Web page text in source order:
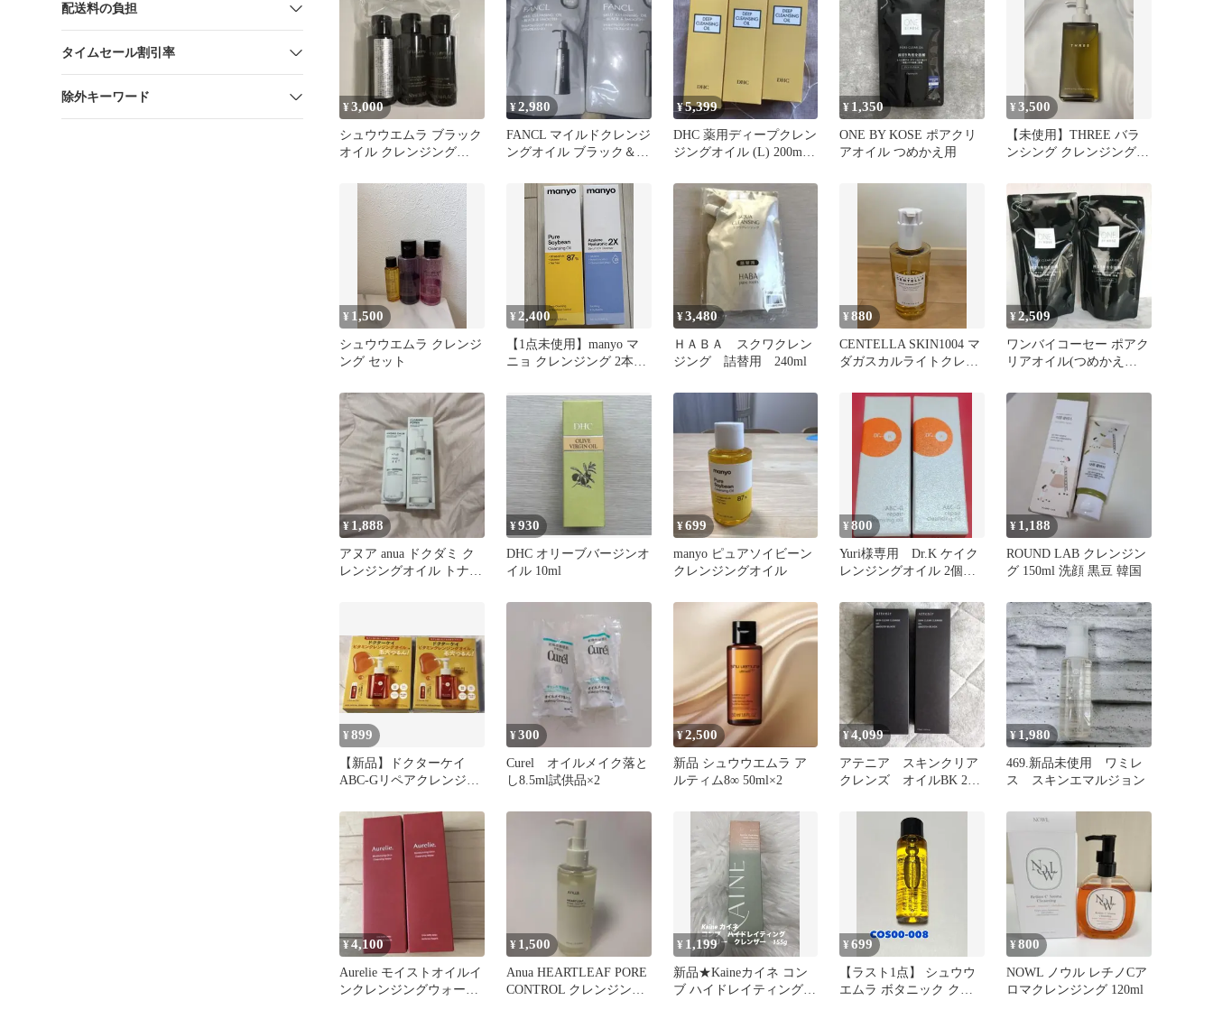
配送料の負担
タイムセール割引率
除外キーワード
¥3,000
シュウウエムラ ブラック
オイル クレンジング
¥2,980
FANCL マイルドクレンジ
ングオイル ブラック＆ス
2袋
¥5,399
DHC 薬用ディープクレン
ジングオイル (L) 200ml 3
¥ 1,350
ONE BY KOSE ポアクリ
アオイル つめかえ用
¥3,500
【未使用】THREE バラ
ンシング クレンジングオ
¥ 1,500
シュウウエムラ クレンジ
ング セット
¥ 2,400
【1点未使用】manyo マ
ニョ クレンジング 2本セ
¥3,480
ＨＡＢＡ スクワクレン
ジング 詰替用 240ml
¥880
CENTELLA SKIN1004 マ
ダガスカルライトクレン
¥2,509
ワンバイコーセー ポアク
リアオイル(つめかえ
得！
¥ 1,888
アヌア anua ドクダミ ク
レンジングオイル トナー
¥930
DHC オリーブバージンオ
イル 10ml
¥699
manyo ピュアソイビーン
クレンジングオイル
¥800
Yuri様専用 Dr.K ケイク
レンジングオイル 2個セ
¥ 1,188
ROUND LAB クレンジン
グ 150ml 洗顔 黒豆 韓国
¥899
【新品】ドクターケイ
ABC-Gリペアクレンジン
ル
¥300
Curel オイルメイク落と
し8.5ml試供品×2
¥2,500
新品 シュウウエムラ ア
ルティム8∞ 50ml×2
¥4,099
アテニア スキンクリア
クレンズ オイルBK 2本
¥ 1,980
469.新品未使用 ワミレ
ス スキンエマルジョン
¥4,100
Aurelie モイストオイルイ
ンクレンジングウォータ
¥ 1,500
Anua HEARTLEAF PORE
CONTROL クレンジング
¥ 1,199
新品★Kaineカイネ コン
ブ ハイドレイティングデ
¥699
【ラスト1点】 シュウウ
エムラ ボタニック クレ
¥800
NOWL ノウル レチノCア
ロマクレンジング 120ml